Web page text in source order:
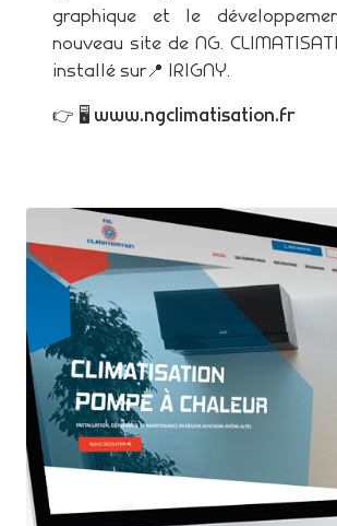
graphique et le
nouveau site de NG.
installé sur📍 IRIGNY.
👉 🖥 www.ngclimatisation.fr